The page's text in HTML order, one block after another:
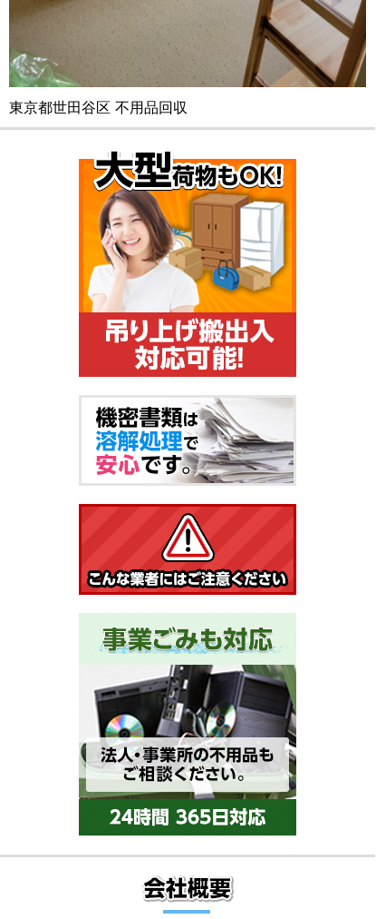
東京都世田谷区 不用品回収